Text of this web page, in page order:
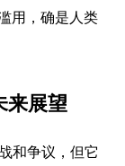
用，确是人类
来展望
和争议，但它